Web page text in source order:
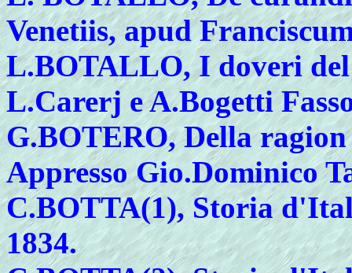
Venetiis, apud
L.BOTALLO, I doveri del
L.Carerj e A.Bogetti
G.BOTERO, Della
Appresso Gio.Dominico
C.BOTTA(1), Storia
1834.